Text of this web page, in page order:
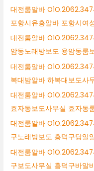
대전룸알바
포항시유흥알바 포항시여
대전룸알바
암동노래방보도 용암동룸
대전룸알바
복대밤알바 하복대보도사
대전룸알바
효자동보도사무실 효자동
대전룸알바
구노래방보도 흥덕구당일
대전룸알바
구보도사무실 흥덕구바알